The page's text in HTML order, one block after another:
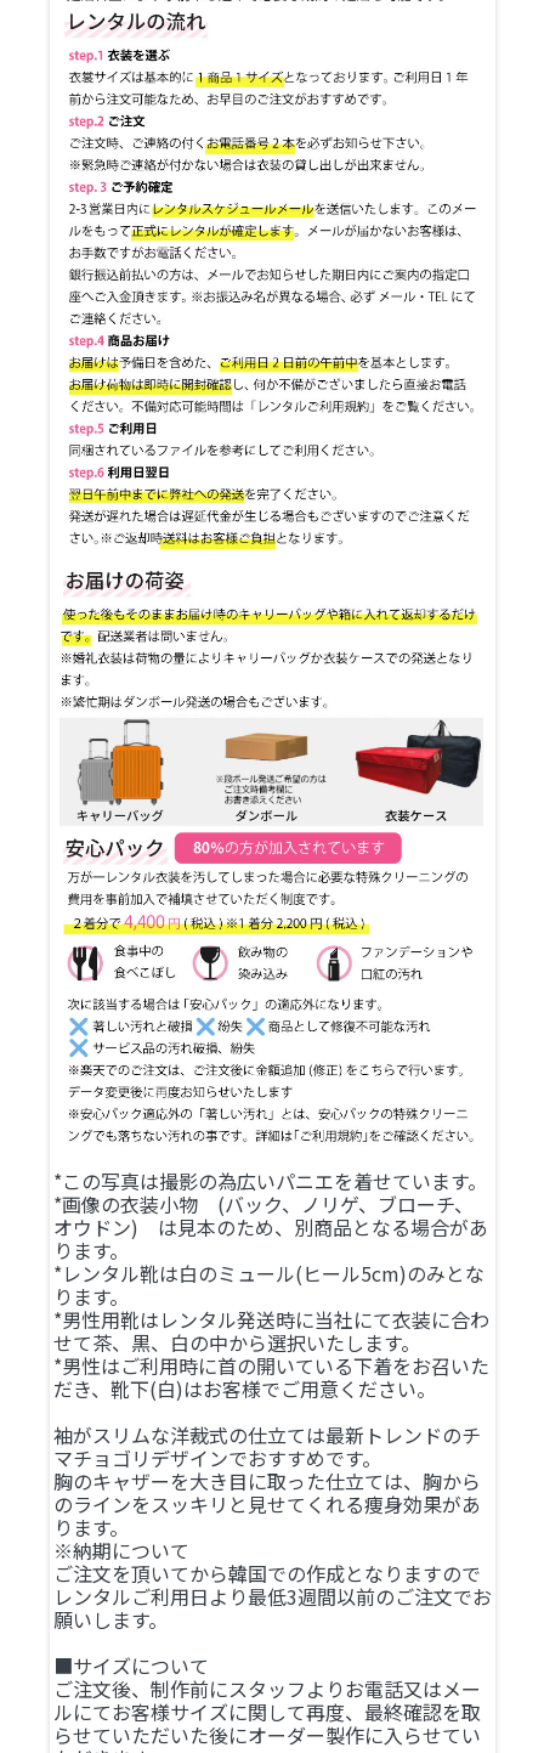
*この写真は撮影の為広いパニエを着せています。
*画像の衣装小物 (バック、ノリゲ、ブローチ、
オウドン) は見本のため、別商品となる場合があ
ります。
*レンタル靴は白のミュール(ヒール5cm)のみとな
ります。
*男性用靴はレンタル発送時に当社にて衣装に合わ
せて茶、黒、白の中から選択いたします。
*男性はご利用時に首の開いている下着をお召いた
だき、靴下(白)はお客様でご用意ください。
袖がスリムな洋裁式の仕立ては最新トレンドのチ
マチョゴリデザインでおすすめです。
胸のキャザーを大き目に取った仕立ては、胸から
のラインをスッキリと見せてくれる痩身効果があ
ります。
※納期について
ご注文を頂いてから韓国での作成となりますので
レンタルご利用日より最低3週間以前のご注文でお
願いします。
■サイズについて
ご注文後、制作前にスタッフよりお電話又はメー
ルにてお客様サイズに関して再度、最終確認を取
らせていただいた後にオーダー製作に入らせてい